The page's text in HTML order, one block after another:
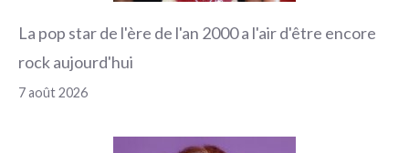
La pop star de l'ère de l'an 2000 a l'air d'être encore
rock aujourd'hui
7 août 2026